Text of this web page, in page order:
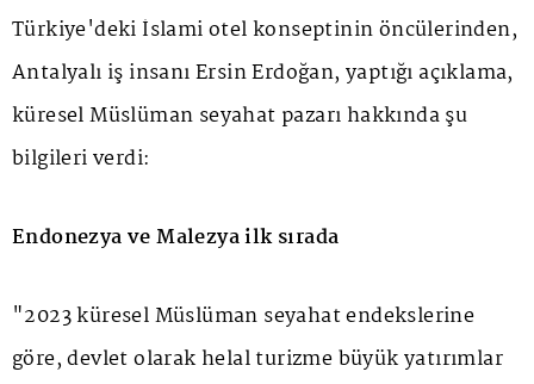
Türkiye'deki İslami otel konseptinin öncülerinden,
Antalyalı iş insanı Ersin Erdoğan, yaptığı açıklama,
küresel Müslüman seyahat pazarı hakkında şu
bilgileri verdi:
Endonezya ve Malezya ilk sırada
"2023 küresel Müslüman seyahat endekslerine
göre, devlet olarak helal turizme büyük yatırımlar